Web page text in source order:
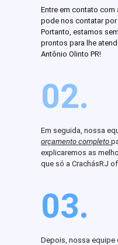
Entre em contato com
pode nos contatar
Portanto, estamos
prontos para lhe
Antônio Olinto PR!
02.
Em seguida, nossa
orçamento completo
explicaremos as
que só a CrachásRJ
03.
Depois, nossa equipe